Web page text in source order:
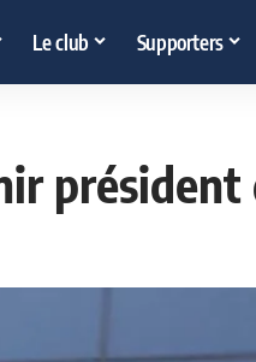
Le club Supporters